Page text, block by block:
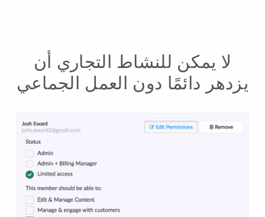
لا يمكن للنشاط التجاري أن
يزدهر دائمًا دون العمل الجماعي